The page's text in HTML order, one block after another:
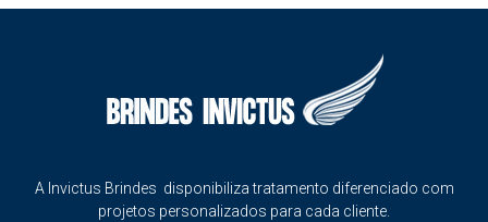
A Invictus Brindes disponibiliza tratamento diferenciado com
projetos personalizados para cada cliente.